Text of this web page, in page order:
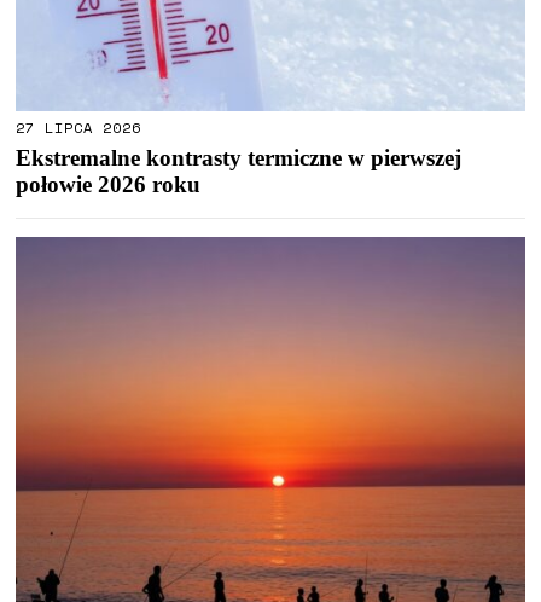
27 LIPCA 2026
Ekstremalne kontrasty termiczne w pierwszej
połowie 2026 roku